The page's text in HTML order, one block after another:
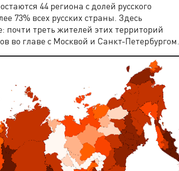
44 региона с долей русского
73% всех русских страны. Здесь
почти треть жителей этих территорий
во главе с Москвой и Санкт-Петербургом.